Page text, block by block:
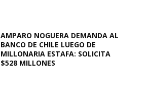
AMPARO NOGUERA DEMANDA AL
BANCO DE CHILE LUEGO DE
MILLONARIA ESTAFA: SOLICITA
$528 MILLONES